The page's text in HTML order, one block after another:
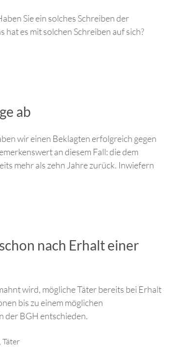
Sie ein solches Schreiben der
hat es mit solchen Schreiben auf sich?
ab
wir einen Beklagten erfolgreich gegen
an diesem Fall: die dem
mehr als zehn Jahre zurück. Inwiefern
nach Erhalt einer
wird, mögliche Täter bereits bei Erhalt
bis zu einem möglichen
der BGH entschieden.
Täter